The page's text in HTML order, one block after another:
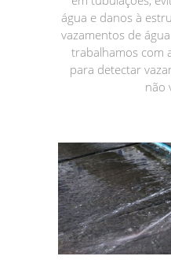
água e danos à
vazamentos de
trabalhamos com
para detectar
não